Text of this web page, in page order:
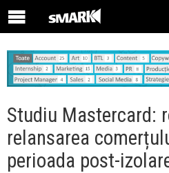
Studiu Mastercard:
relansarea
perioada post-